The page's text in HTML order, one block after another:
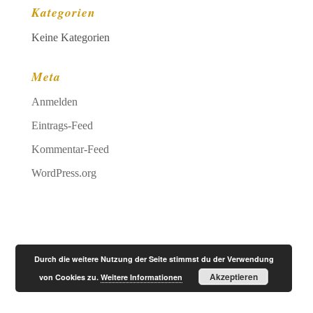
Kategorien
Keine Kategorien
Meta
Anmelden
Eintrags-Feed
Kommentar-Feed
WordPress.org
Designed by
Durch die weitere Nutzung der Seite stimmst du der Verwendung
von Cookies zu.Weitere Informationen Akzeptieren